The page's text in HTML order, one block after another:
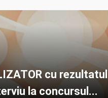
cu rezultatul
la concursul...